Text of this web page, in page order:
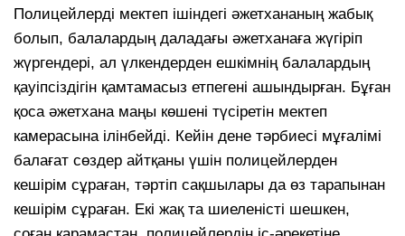
Полицейлерді мектеп ішіндегі әжетхананың жабық
болып, балалардың даладағы әжетханаға жүгіріп
жүргендері, ал үлкендерден ешкімнің балалардың
қауіпсіздігін қамтамасыз етпегені ашындырған. Бұған
қоса әжетхана маңы көшені түсіретін мектеп
камерасына ілінбейді. Кейін дене тәрбиесі мұғалімі
балағат сөздер айтқаны үшін полицейлерден
кешірім сұраған, тәртіп сақшылары да өз тарапынан
кешірім сұраған. Екі жақ та шиеленісті шешкен,